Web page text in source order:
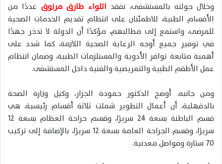
وخلال جولته بالمستشفى، تفقد اللواء طارق مرزوق عددًا من
الأقسام الطبية، للاطمئنان على انتظام تقديم الخدمات الصحية
للمرضى، واستمع إلى مطالبهم، مؤكدًا أن الدولة لا تدخر جهدًا
في توفير جميع أوجه الرعاية الصحية اللازمة، كما شدد على
أهمية متابعة توافر الأدوية والمستلزمات الطبية، وضمان انتظام
عمل الأطقم الطبية والتمريضية والفنية داخل المستشفى.
ومن جانبه، أوضح الدكتور حمودة الجزار، وكيل وزارة الصحة
بالدقهلية، أن أعمال التطوير شملت ثلاثة أقسام رئيسية، هي
قسم الباطنة بسعة 24 سريرًا، وقسم جراحة العظام بسعة 12
سريرًا، وقسم الجراحة العامة بسعة 12 سريرًا، بالإضافة إلى تركيب
70 ستارة وفواصل معدنية.